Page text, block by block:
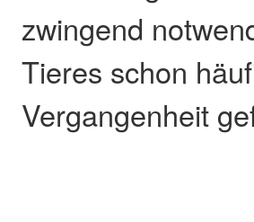
zwingend
Tieres schon
Vergangenheit